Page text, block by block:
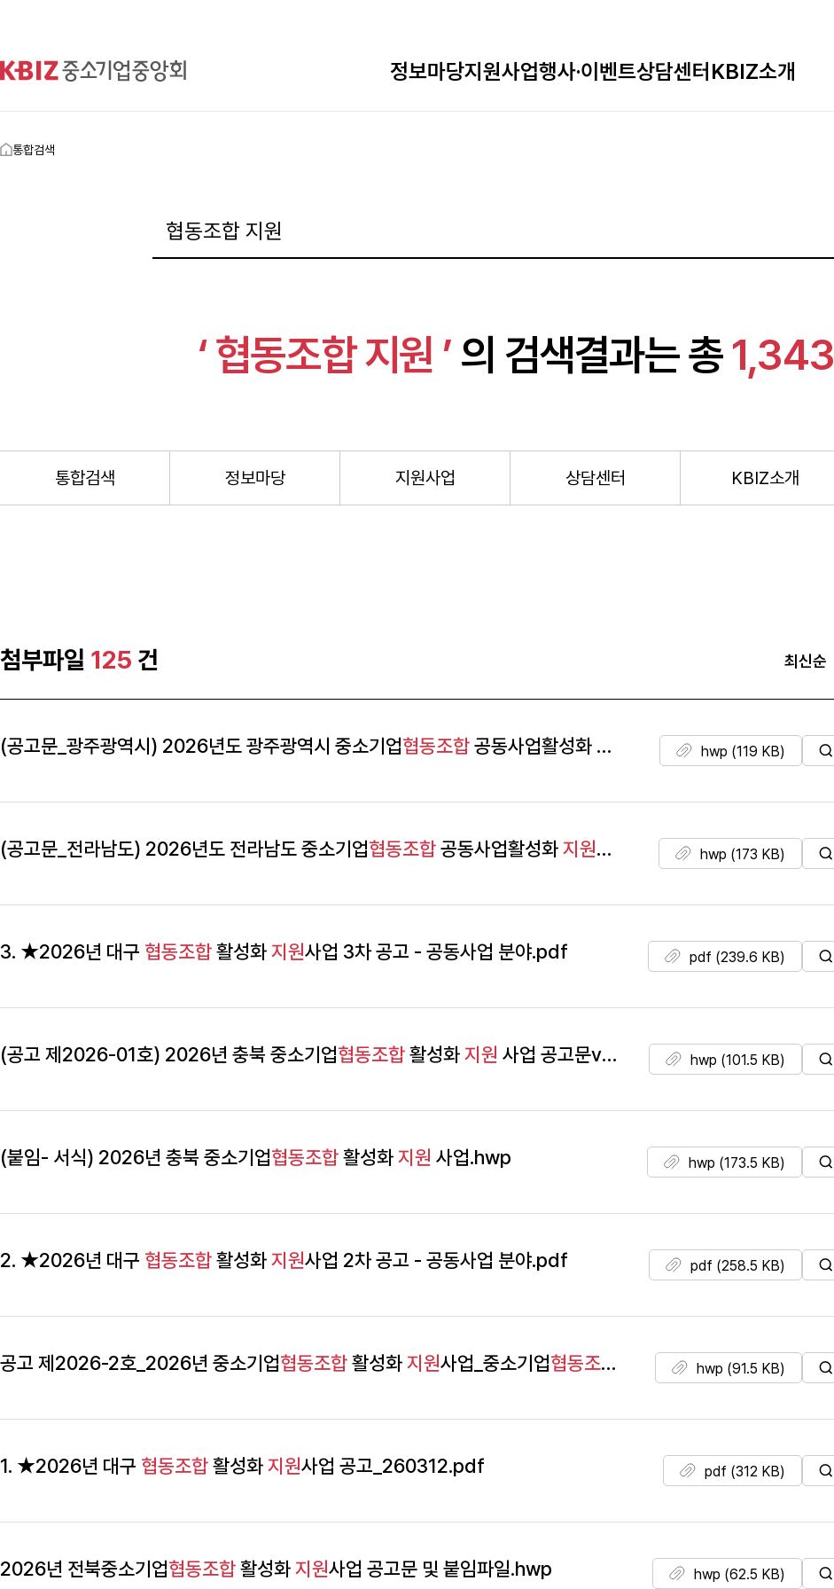
정보마당지원사업행사·이벤트상담센터KBIZ소개
통합검색
‘ 협동조합 지원 ’ 의 검색결과는 총1,343
통합검색 정보마당 지원사업 상담센터 KBIZ소개
첨부파일 125 건 최신순
(공고문_광주광역시) 2026년도 광주광역시 중소기업협동조합공동사업활성화 지원 사업 공고.hwphwp (119 KB)
(공고문_전라남도) 2026년도 전라남도 중소기업협동조합공동사업활성화지원사업 공고.hwphwp (173 KB)
3. ★2026년 대구 협동조합활성화지원사업 3차 공고 - 공동사업 분야.pdf pdf (239.6 KB)
(공고 제2026-01호) 2026년 충북 중소기업협동조합활성화지원 사업 공고문v1.hwp hwp (101.5 KB)
(붙임- 서식) 2026년 충북 중소기업협동조합활성화지원 사업.hwp hwp (173.5 KB)
2. ★2026년 대구 협동조합활성화지원사업 2차 공고 - 공동사업 분야.pdf pdf (258.5 KB)
공고 제2026-2호_2026년 중소기업협동조합활성화지원사업_중소기업협동조합 코디네이터 모집(최종).hwp
hwp (91.5 KB)
1. ★2026년 대구 협동조합활성화지원사업 공고_260312.pdf pdf (312 KB)
2026년 전북중소기업협동조합활성화지원사업 공고문 및 붙임파일.hwp hwp (62.5 KB)